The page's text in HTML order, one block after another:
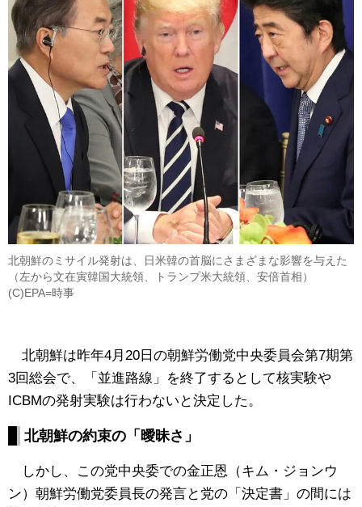
北朝鮮のミサイル発射は、日米韓の首脳にさまざまな影響を与えた
（左から文在寅韓国大統領、トランプ米大統領、安倍首相）
(C)EPA=時事
北朝鮮は昨年4月20日の朝鮮労働党中央委員会第7期第
3回総会で、「並進路線」を終了するとして核実験や
ICBMの発射実験は行わないと決定した。
北朝鮮の約束の「曖昧さ」
しかし、この党中央委での金正恩（キム・ジョンウ
ン）朝鮮労働党委員長の発言と党の「決定書」の間には